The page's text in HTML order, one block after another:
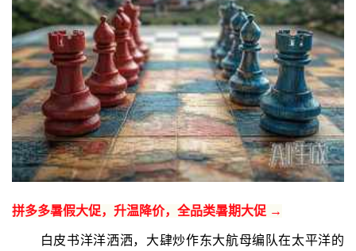
拼多多暑假大促，升温降价，全品类暑期大促 →
白皮书洋洋洒洒，大肆炒作东大航母编队在太平洋的